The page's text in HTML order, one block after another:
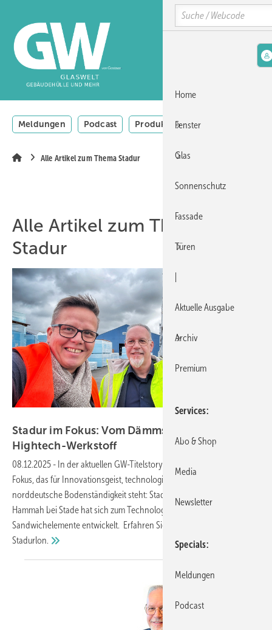
Hauptinhalt
Hauptmenü
SiteSearch
MENÜ
Meldungen Podcast Produkte Thementage
Alle Artikel zum Thema Stadur
Alle Artikel zum Thema
Stadur
Daniel Mund / GW
Stadur im Fokus: Vom Dämmstoff zum
Hightech-Werkstoff
08.12.2025 - In der aktuellen GW-Titelstory steht ein Unternehmen im
Fokus, das für Innovationsgeist, technologische Tiefe und
norddeutsche Bodenständigkeit steht: Stadur. Das Unternehmen aus
Hammah bei Stade hat sich zum Technologieführer für
Sandwichelemente entwickelt. Erfahren Sie mehr über die USPs von
Stadurlon.
Search
Home
Fenster
Glas
Sonnenschutz
Fassade
Türen
Aktuelle Ausgabe
Archiv
Premium
Services
Abo & Shop
Media
Newsletter
Specials
Meldungen
Podcast